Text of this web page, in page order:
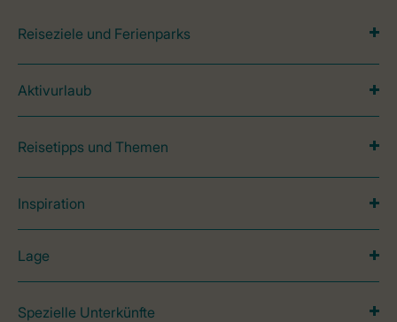
Reiseziele und Ferienparks
Aktivurlaub
Reisetipps und Themen
Inspiration
Lage
Spezielle Unterkünfte